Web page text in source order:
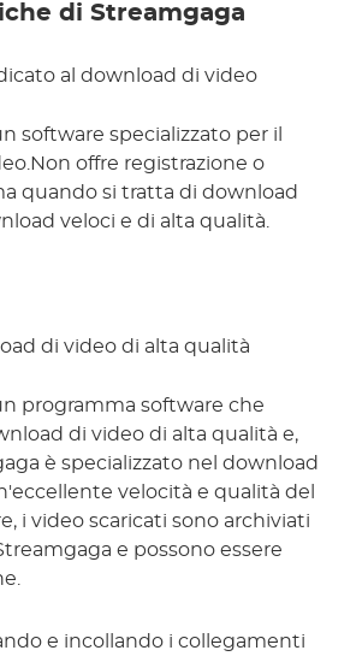
di Streamgaga
al download di video
software specializzato per il
offre registrazione o
quando si tratta di download
veloci e di alta qualità.
di video di alta qualità
programma software che
di video di alta qualità e,
è specializzato nel download
velocità e qualità del
i video scaricati sono archiviati
e possono essere
e incollando i collegamenti